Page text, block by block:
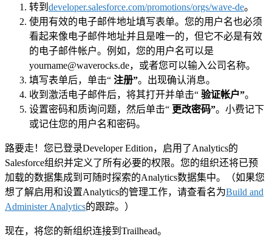
转到 developer.salesforce.com/promotions/orgs/wave-de。
使用有效的电子邮件地址填写表单。您的用户名也必须
看起来像电子邮件地址并且是唯一的，但它不必是有效
的电子邮件帐户。例如，您的用户名可以是
yourname@waverocks.de，或者您可以输入公司名称。
填写表单后，单击“ 注册”。出现确认消息。
收到激活电子邮件后，将其打开并单击“ 验证帐户”。
设置密码和质询问题，然后单击“ 更改密码”。小费记下
或记住您的用户名和密码。
路要走！您已登录Developer Edition，启用了Analytics的
Salesforce组织并定义了所有必要的权限。您的组织还将已预
加载的数据集成到可随时探索的Analytics数据集中。（如果您
想了解启用和设置Analytics的管理工作，请查看名为Build and
Administer Analytics的跟踪。）
现在，将您的新组织连接到Trailhead。